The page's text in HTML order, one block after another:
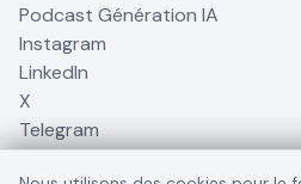
Podcast Génération IA
Instagram
LinkedIn
X
Telegram